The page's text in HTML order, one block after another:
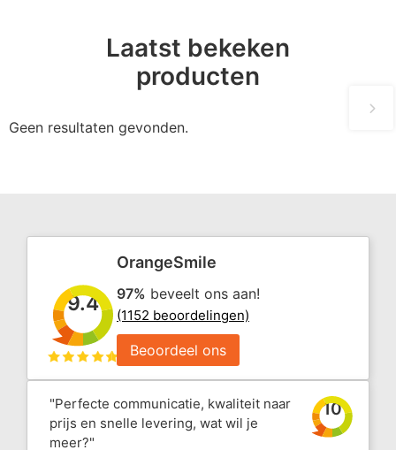
Laatst bekeken
producten
Geen resultaten gevonden.
9.4
OrangeSmile
97% beveelt ons aan!
(1152 beoordelingen)
Beoordeel ons
"Perfecte communicatie, kwaliteit naar
prijs en snelle levering, wat wil je
meer?"
10